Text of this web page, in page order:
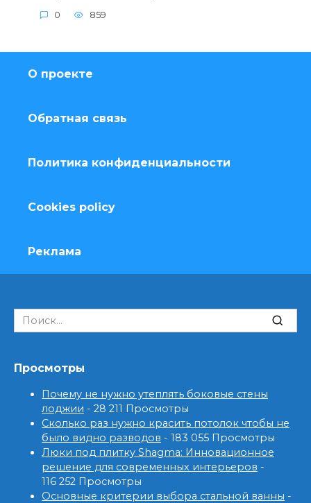
0 859
О проекте
Обратная связь
Политика конфиденциальности
Cookies policy
Реклама
Search
for:
Просмотры
Почему не нужно утеплять боковые стены
лоджии - 28 211 Просмотры
Сколько раз нужно красить потолок чтобы не
было видно разводов - 183 055 Просмотры
Люки под плитку Shagma: Инновационное
решение для современных интерьеров -
116 252 Просмотры
Основные критерии выбора стальной ванны -